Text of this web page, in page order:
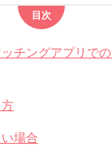
目次
チングアプリで
場合